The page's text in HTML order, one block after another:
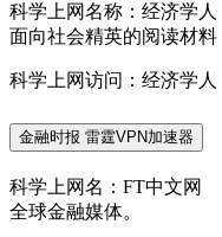
科学上网名称：经济学人
面向社会精英的阅读材料
科学上网访问：经济学人
金融时报 雷霆VPN加速器
科学上网名：FT中文网
全球金融媒体。